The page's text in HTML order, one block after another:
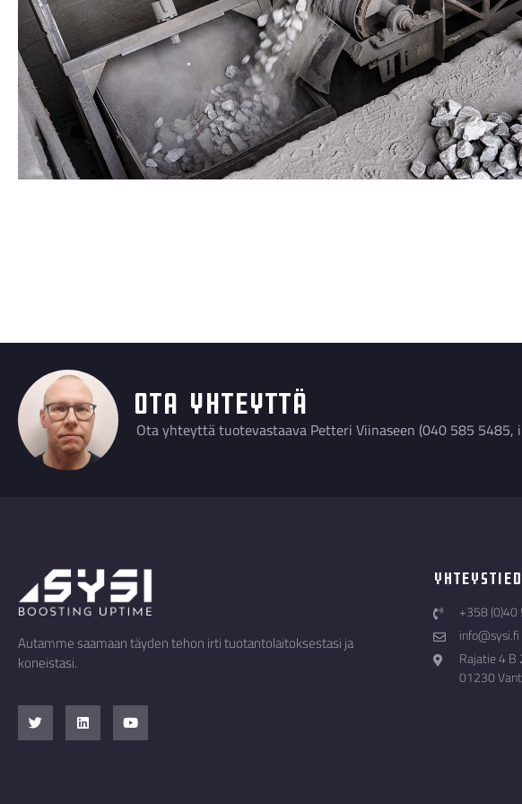
Ota yhteyttä
Ota yhteyttä tuotevastaava Petteri Viinaseen (040 585
Autamme saamaan täyden tehon irti tuotantolaitoksestasi ja
koneistasi.
+358
info@sysi.fi
Rajatie 4 B
01230